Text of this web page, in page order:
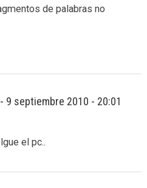
de palabras no
- 9 septiembre 2010 - 20:01
el pc..